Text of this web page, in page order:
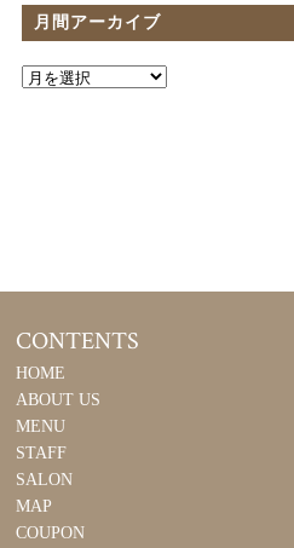
月間アーカイブ
CONTENTS
HOME
ABOUT US
MENU
STAFF
SALON
MAP
COUPON